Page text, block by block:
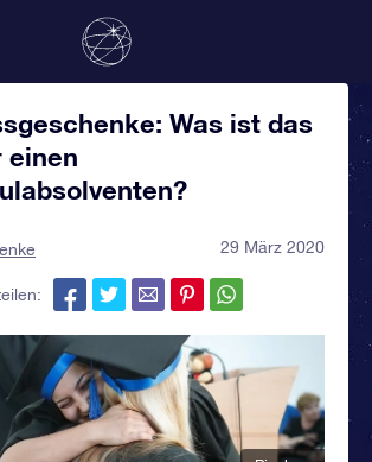
Was ist das
einen
29 März 2020